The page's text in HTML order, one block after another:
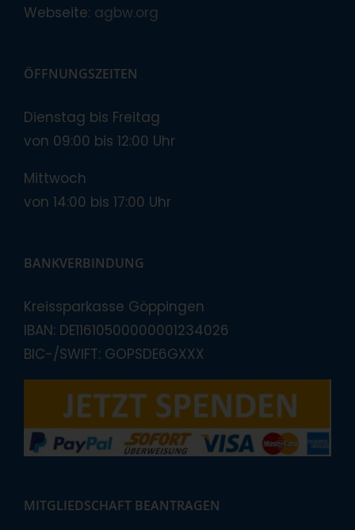
Webseite: agbw.org
ÖFFNUNGSZEITEN
Dienstag bis Freitag
von 09:00 bis 12:00 Uhr
Mittwoch
von 14:00 bis 17:00 Uhr
BANKVERBINDUNG
Kreissparkasse Göppingen
IBAN: DE11610500000001234026
BIC-/SWIFT: GOPSDE6GXXX
MITGLIEDSCHAFT BEANTRAGEN